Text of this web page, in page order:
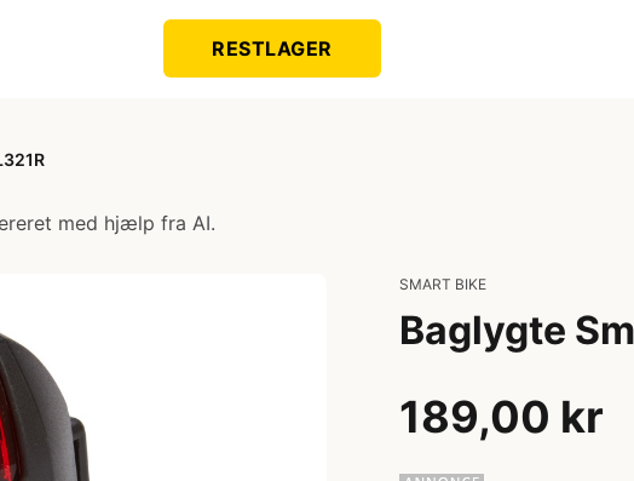
RESTLAGER
med hjælp fra AI.
SMART BIKE
Baglygte
189,00 kr